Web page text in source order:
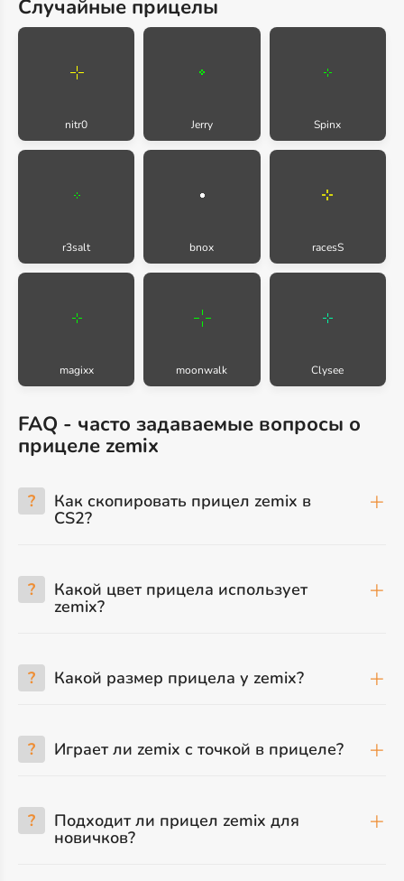
Случайные прицелы
nitr0 Jerry Spinx
r3salt bnox racesS
magixx moonwalk Clysee
FAQ - часто задаваемые вопросы о
прицеле zemix
? Как скопировать прицел zemix в
CS2?
? Какой цвет прицела использует
zemix?
? Какой размер прицела у zemix?
? Играет ли zemix с точкой в прицеле?
? Подходит ли прицел zemix для
новичков?